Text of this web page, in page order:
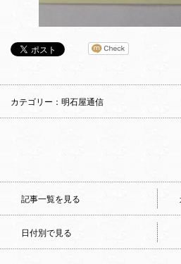
カテゴリー：明石屋通信
記事一覧を見る
日付別で見る